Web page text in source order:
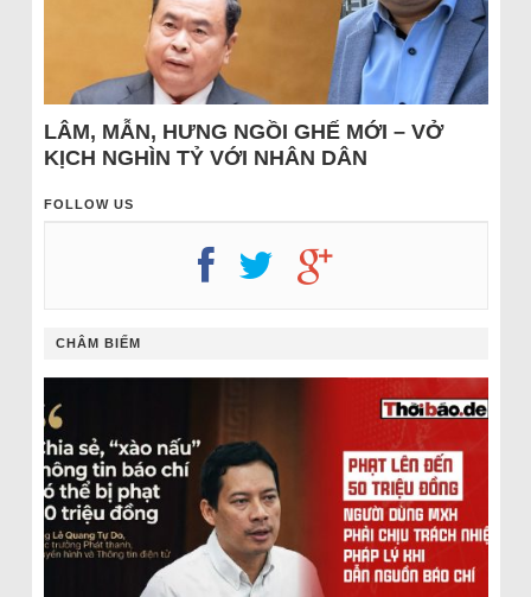
LÂM, MẪN, HƯNG NGỒI GHẾ MỚI – VỞ
KỊCH NGHÌN TỶ VỚI NHÂN DÂN
FOLLOW US
CHÂM BIẾM